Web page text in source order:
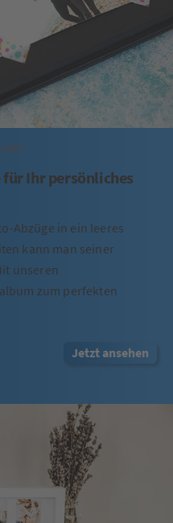
Ihr persönliches
Abzüge in ein leeres
kann man seiner
unseren
zum perfekten
Jetzt ansehen